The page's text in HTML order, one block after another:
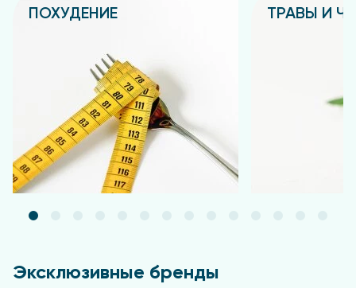
ПОХУДЕНИЕ ТРАВЫ И
Эксклюзивные бренды